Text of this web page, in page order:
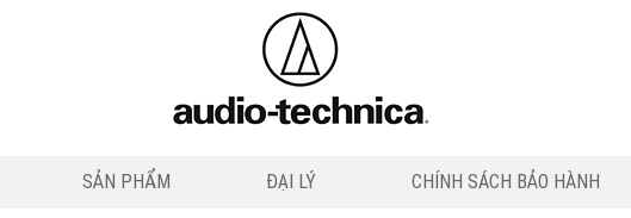
SẢN PHẨM ĐẠI LÝ CHÍNH SÁCH BẢO HÀNH